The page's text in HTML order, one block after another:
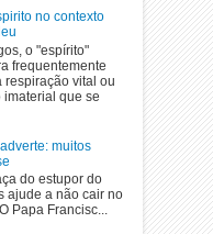
no contexto
o "espírito"
frequentemente
respiração vital ou
imaterial que se
muitos
do estupor do
ajude a não cair no
Papa Francisc...